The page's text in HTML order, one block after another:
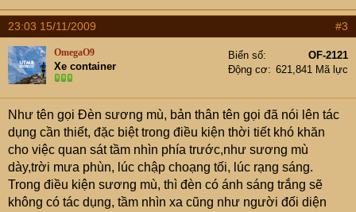
23:03 15/11/2009 #3
OmegaO9
Xe container
Biển số
OF-2121
Động cơ
621,841 Mã lực
Như tên gọi Đèn sương mù, bản thân tên gọi đã nói lên tác
dụng cần thiết, đặc biệt trong điều kiện thời tiết khó khăn
cho việc quan sát tầm nhìn phía trước,như sương mù
dày,trời mưa phùn, lúc chập choạng tối, lúc rạng sáng.
Trong điều kiện sương mù, thì đèn có ánh sáng trắng sẽ
không có tác dụng, tầm nhìn xa cũng như người đối diện